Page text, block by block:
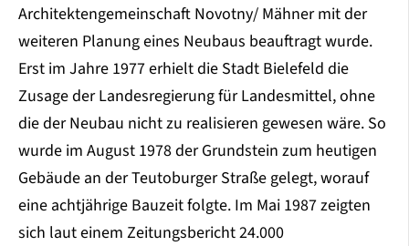
Architektengemeinschaft Novotny/ Mähner mit der
weiteren Planung eines Neubaus beauftragt wurde.
Erst im Jahre 1977 erhielt die Stadt Bielefeld die
Zusage der Landesregierung für Landesmittel, ohne
die der Neubau nicht zu realisieren gewesen wäre. So
wurde im August 1978 der Grundstein zum heutigen
Gebäude an der Teutoburger Straße gelegt, worauf
eine achtjährige Bauzeit folgte. Im Mai 1987 zeigten
sich laut einem Zeitungsbericht 24.000